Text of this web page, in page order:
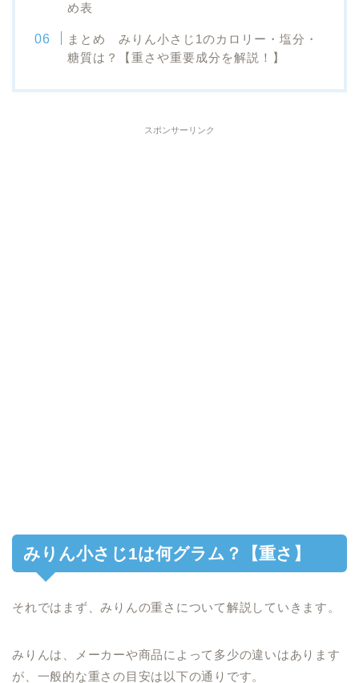
め表
まとめ みりん小さじ1のカロリー・塩分・
糖質は？【重さや重要成分を解説！】
スポンサーリンク
みりん小さじ1は何グラム？【重さ】
それではまず、みりんの重さについて解説していきます。
みりんは、メーカーや商品によって多少の違いはあります
が、一般的な重さの目安は以下の通りです。